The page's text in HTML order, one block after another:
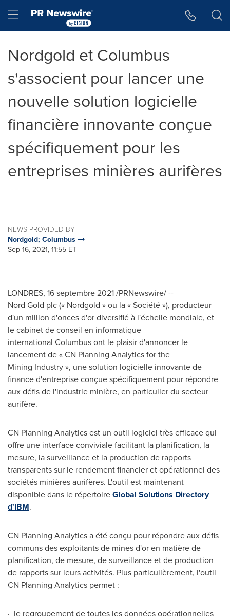
Hamburger menu
Nordgold et Columbus
s'associent pour lancer une
nouvelle solution logicielle
financière innovante conçue
spécifiquement pour les
entreprises minières aurifères
NEWS PROVIDED BY
Nordgold; Columbus
Sep 16, 2021, 11:55 ET
LONDRES, 16 septembre 2021 /PRNewswire/ --
Nord Gold plc (« Nordgold » ou la « Société »), producteur
d'un million d'onces d'or diversifié à l'échelle mondiale, et
le cabinet de conseil en informatique
international Columbus ont le plaisir d'annoncer le
lancement de « CN Planning Analytics for the
Mining Industry », une solution logicielle innovante de
finance d'entreprise conçue spécifiquement pour répondre
aux défis de l'industrie minière, en particulier du secteur
aurifère.
CN Planning Analytics est un outil logiciel très efficace qui
offre une interface conviviale facilitant la planification, la
mesure, la surveillance et la production de rapports
transparents sur le rendement financier et opérationnel des
sociétés minières aurifères. L'outil est maintenant
disponible dans le répertoireGlobal Solutions Directory
d'IBM.
CN Planning Analytics a été conçu pour répondre aux défis
communs des exploitants de mines d'or en matière de
planification, de mesure, de surveillance et de production
de rapports sur leurs activités. Plus particulièrement, l'outil
CN Planning Analytics permet :